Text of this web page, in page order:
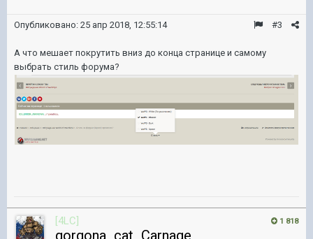
#3
Опубликовано: 25 апр 2018, 12:55:14
А что мешает покрутить вниз до конца странице и самому
выбрать стиль форума?
1 818
[4LC]
gorgona_cat_Carnage